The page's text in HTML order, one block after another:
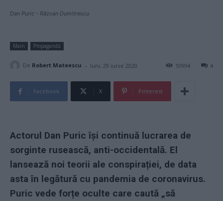
Dan Puric - Răzvan Dumitrescu
Main Propagandă
De Robert Mateescu - luni, 29 iunie 2020 4
10994
Facebook X Pinterest
Actorul Dan Puric își continuă lucrarea de
sorginte rusească, anti-occidentală. El
lansează noi teorii ale conspirației, de data
asta în legătură cu pandemia de coronavirus.
Puric vede forțe oculte care caută „să